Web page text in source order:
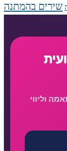
שירים בהמתנה
וליווי